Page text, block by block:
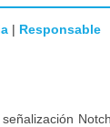
| Responsable